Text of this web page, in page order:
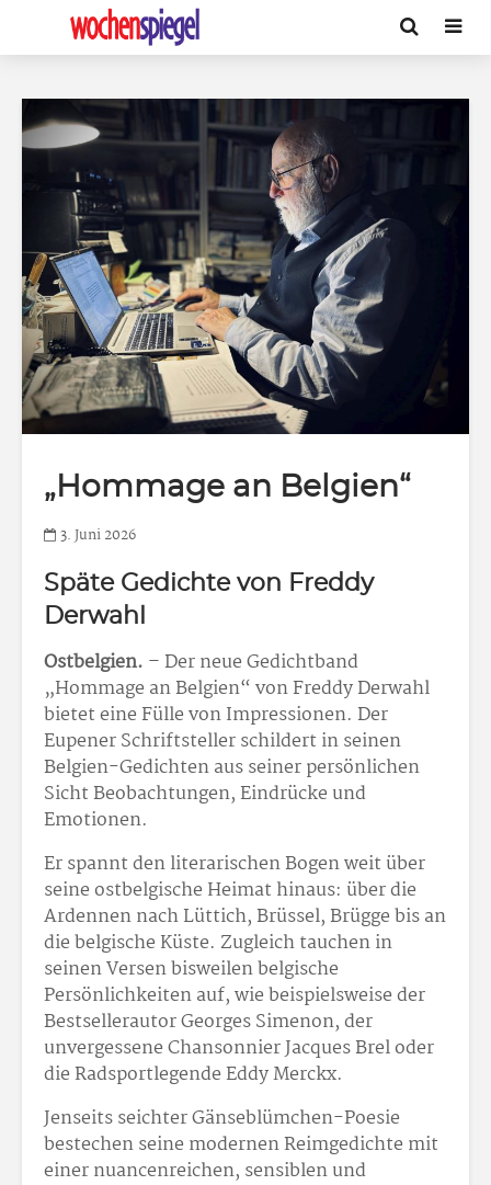
„Hommage an Belgien“
3. Juni 2026
Späte Gedichte von Freddy
Derwahl
Ostbelgien. – Der neue Gedichtband
„Hommage an Belgien“ von Freddy Derwahl
bietet eine Fülle von Impressionen. Der
Eupener Schriftsteller schildert in seinen
Belgien-Gedichten aus seiner persönlichen
Sicht Beobachtungen, Eindrücke und
Emotionen.
Er spannt den literarischen Bogen weit über
seine ostbelgische Heimat hinaus: über die
Ardennen nach Lüttich, Brüssel, Brügge bis an
die belgische Küste. Zugleich tauchen in
seinen Versen bisweilen belgische
Persönlichkeiten auf, wie beispielsweise der
Bestsellerautor Georges Simenon, der
unvergessene Chansonnier Jacques Brel oder
die Radsportlegende Eddy Merckx.
Jenseits seichter Gänseblümchen-Poesie
bestechen seine modernen Reimgedichte mit
einer nuancenreichen, sensiblen und